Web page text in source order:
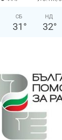
СБ
31 °
НД
32°